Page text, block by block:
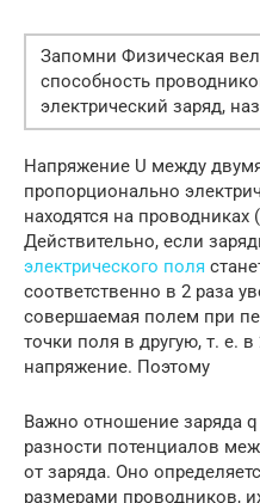
Запомни Физическая
способность
электрический заряд,
Напряжение U между
пропорционально
находятся на
Действительно, если
электрического поля
соответственно в 2 раза
совершаемая полем при
точки поля в другую, т. е. в
напряжение. Поэтому
Важно отношение заряда
разности потенциалов
от заряда. Оно
размерами проводников,